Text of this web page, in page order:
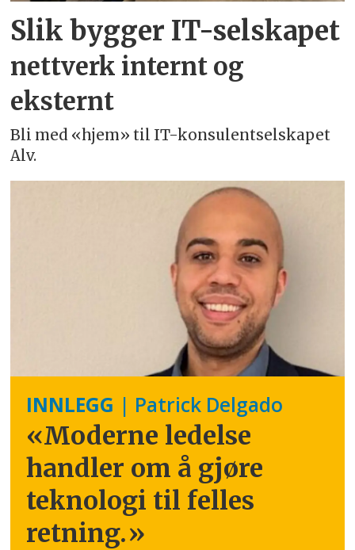
Slik bygger IT-selskapet
nettverk internt og
eksternt
Bli med «hjem» til IT-konsulentselskapet
Alv.
INNLEGG | Patrick Delgado
«Moderne ledelse
handler om å gjøre
teknologi til felles
retning.»